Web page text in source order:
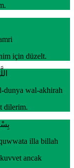
için düzelt.
dunya wal-akhirah
dilerim.
illa billah
ancak